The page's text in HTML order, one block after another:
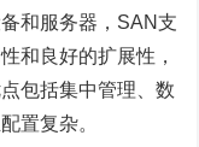
和服务器，SAN支
和良好的扩展性，
包括集中管理、数
置复杂。